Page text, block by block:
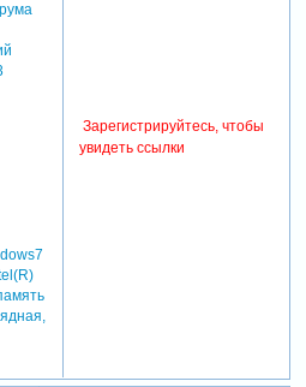
Зарегистрируйтесь, чтобы
увидеть ссылки